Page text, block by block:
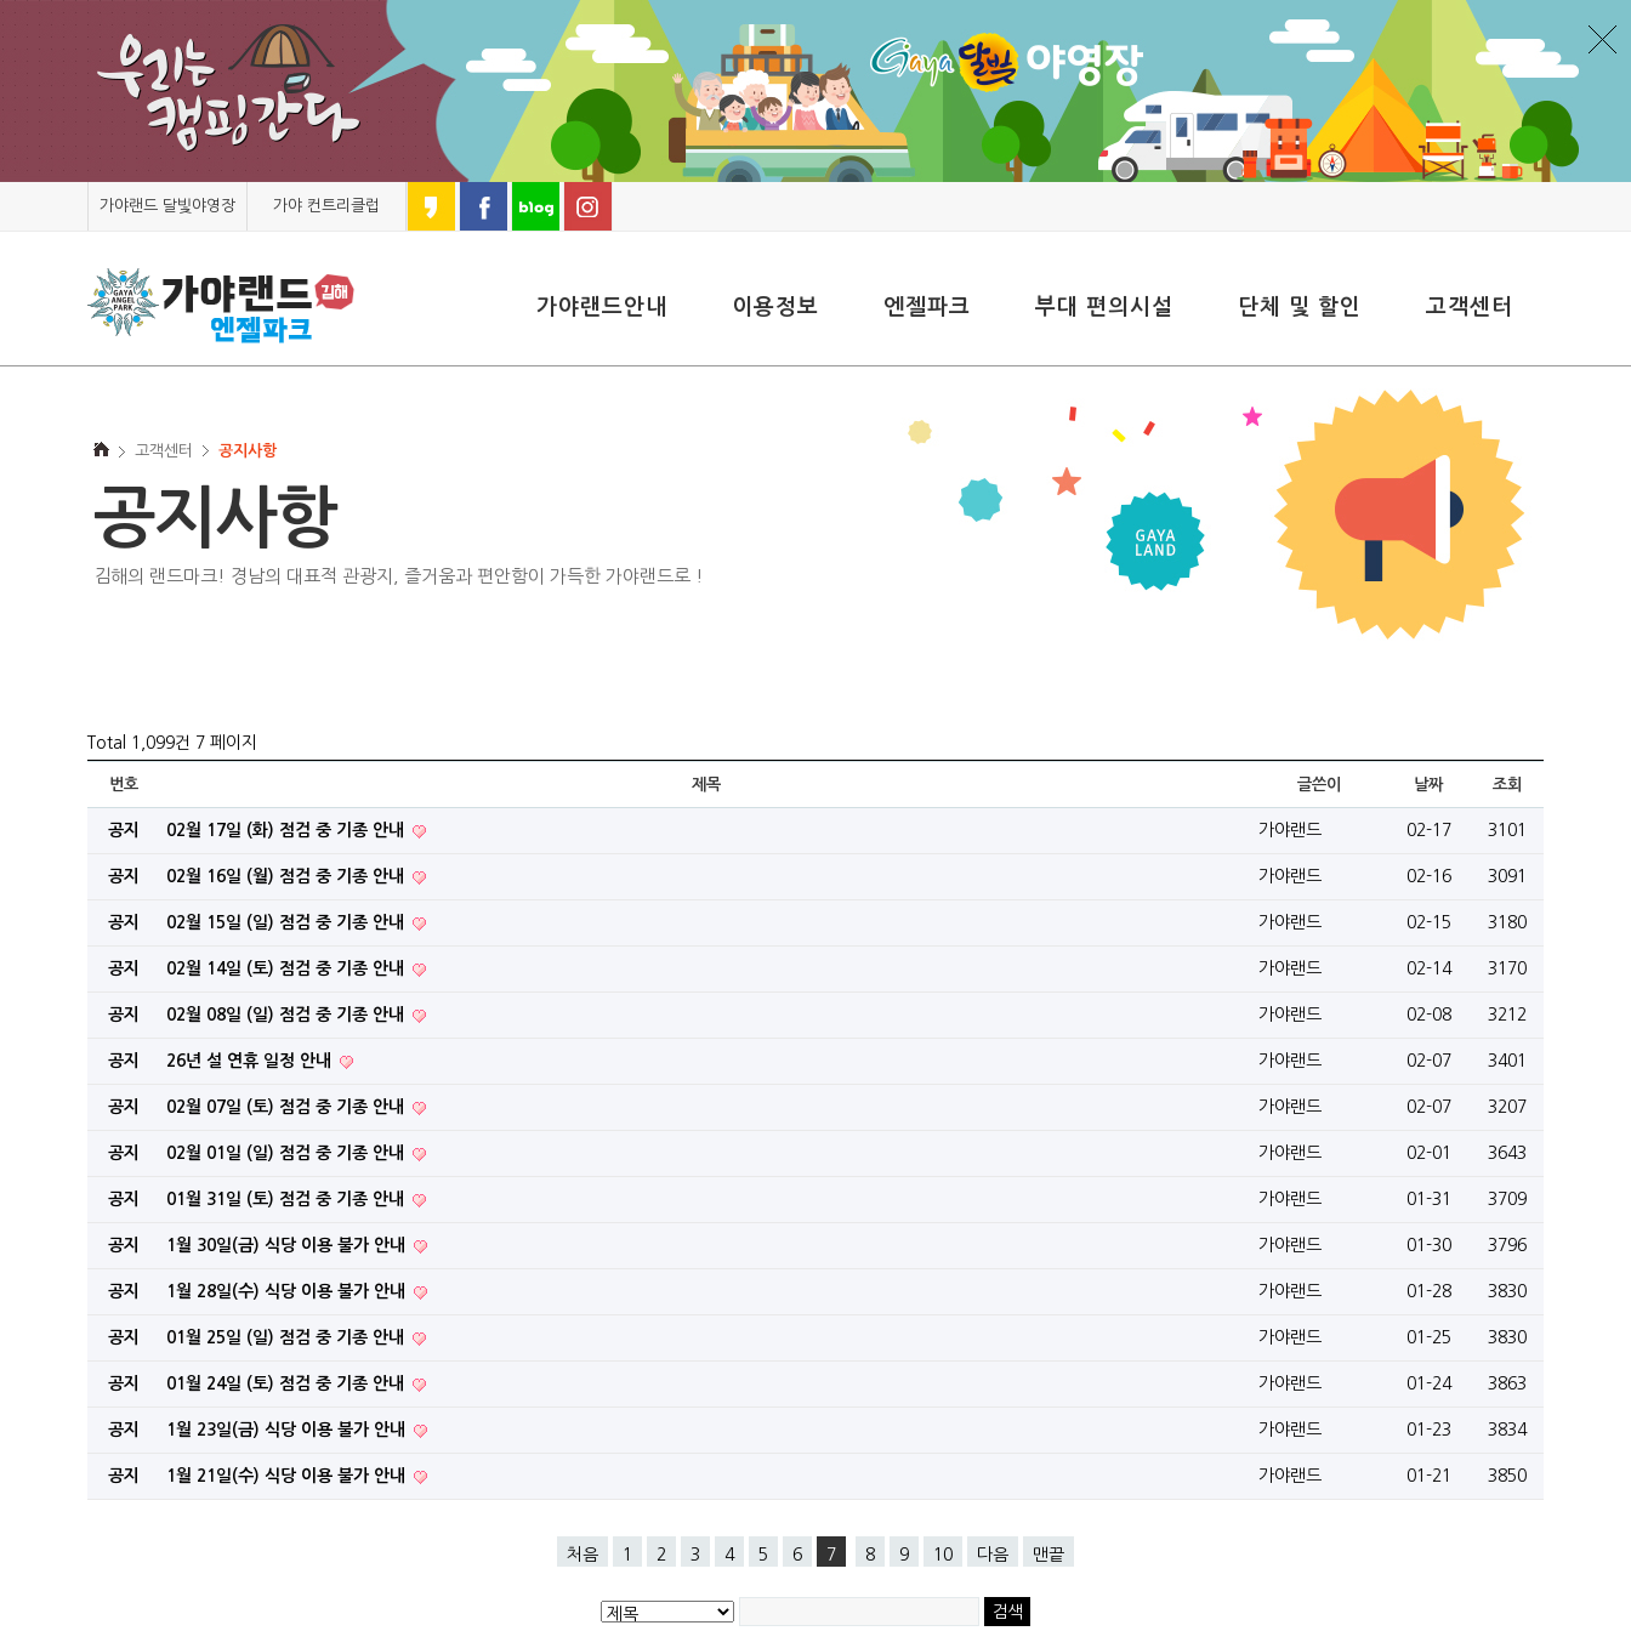
가야랜드 달빛야영장 가야 컨트리클럽
가야랜드안내 이용정보 엔젤파크 부대 편의시설 단체 및 할인 고객센터
고객센터 공지사항
공지사항
김해의 랜드마크! 경남의 대표적 관광지, 즐거움과 편안함이 가득한 가야랜드로 !
Total 1,099건 7 페이지
번호 제목 글쓴이 날짜 조회
공지 02월 17일 (화) 점검 중 기종 안내 가야랜드 02-17 3101
공지 02월 16일 (월) 점검 중 기종 안내 가야랜드 02-16 3091
공지 02월 15일 (일) 점검 중 기종 안내 가야랜드 02-15 3180
공지 02월 14일 (토) 점검 중 기종 안내 가야랜드 02-14 3170
공지 02월 08일 (일) 점검 중 기종 안내 가야랜드 02-08 3212
공지 26년 설 연휴 일정 안내 가야랜드 02-07 3401
공지 02월 07일 (토) 점검 중 기종 안내 가야랜드 02-07 3207
공지 02월 01일 (일) 점검 중 기종 안내 가야랜드 02-01 3643
공지 01월 31일 (토) 점검 중 기종 안내 가야랜드 01-31 3709
공지 1월 30일(금) 식당 이용 불가 안내 가야랜드 01-30 3796
공지 1월 28일(수) 식당 이용 불가 안내 가야랜드 01-28 3830
공지 01월 25일 (일) 점검 중 기종 안내 가야랜드 01-25 3830
공지 01월 24일 (토) 점검 중 기종 안내 가야랜드 01-24 3863
공지 1월 23일(금) 식당 이용 불가 안내 가야랜드 01-23 3834
공지 1월 21일(수) 식당 이용 불가 안내 가야랜드 01-21 3850
처음 1 2 3 4 5 6 7 8 9 10 다음 맨끝